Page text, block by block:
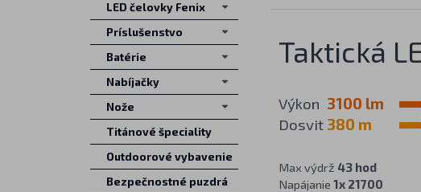
Taktická
Výkon 3100 lm
Dosvit 380 m
Max výdrž 43 hod
Napájanie 1x 21700
LED čelovky Fenix
Príslušenstvo
Batérie
Nabíjačky
Nože
Titánové špeciality
Outdoorové vybavenie
Bezpečnostné puzdrá